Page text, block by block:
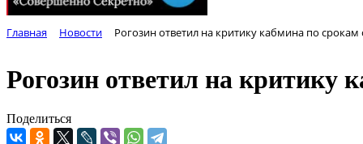
Главная Новости Рогозин ответил на критику кабмина по срокам
Рогозин ответил на критику
Поделиться